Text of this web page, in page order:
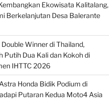
Ekowisata Kalitalang,
Berkelanjutan Desa Balerante
Winner di Thailand,
Putih Dua Kali dan Kokoh di
IHTTC 2026
Honda Bidik Podium di
Putaran Kedua Moto4 Asia